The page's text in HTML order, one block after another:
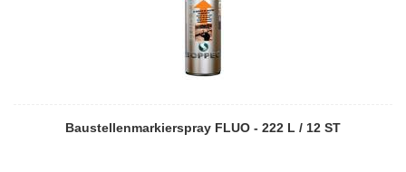
Baustellenmarkierspray FLUO - 222 L / 12 ST